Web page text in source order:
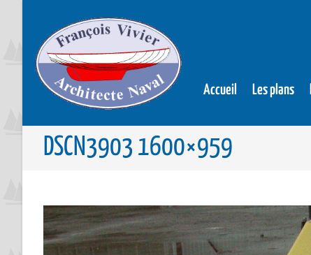
Accueil Les plans
DSCN3903 1600×959